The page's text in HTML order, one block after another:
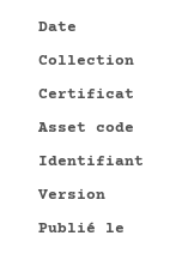
Date
Collection
Certificat
Asset code
Identifiant
Version
Publié le